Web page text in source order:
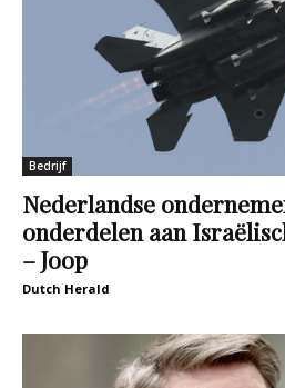
Bedrijf
Nederlandse
onderdelen aan
– Joop
Dutch Herald